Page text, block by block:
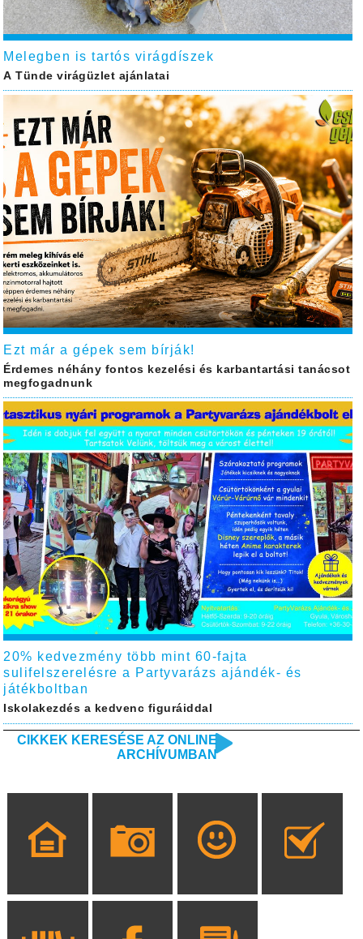
Melegben is tartós virágdíszek
A Tünde virágüzlet ajánlatai
Ezt már a gépek sem bírják!
Érdemes néhány fontos kezelési és karbantartási tanácsot
megfogadnunk
20% kedvezmény több mint 60-fajta
sulifelszerelésre a Partyvarázs ajándék- és
játékboltban
Iskolakezdés a kedvenc figuráiddal
CIKKEK KERESÉSE AZ ONLINE
ARCHÍVUMBAN